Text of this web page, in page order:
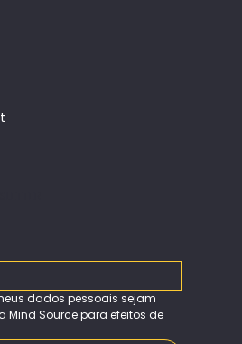
dados pessoais sejam
Mind Source para efeitos de